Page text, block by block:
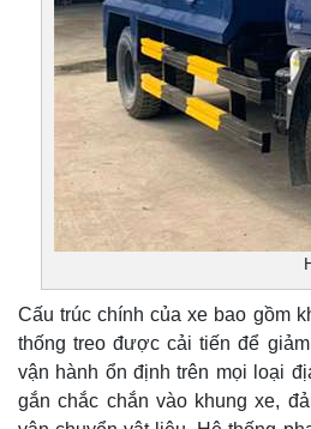
Cấu trúc chính của xe bao gồm
thống treo được cải tiến để
vận hành ổn định trên mọi loại
gắn chắc chắn vào khung xe,